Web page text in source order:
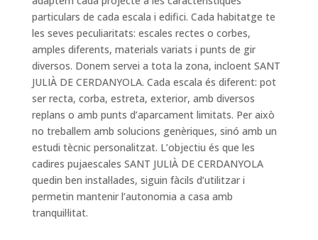
particulars de cada escala i edifici. Cada habitatge te
les seves peculiaritats: escales rectes o corbes,
amples diferents, materials variats i punts de gir
diversos. Donem servei a tota la zona, incloent SANT
JULIÀ DE CERDANYOLA. Cada escala és diferent: pot
ser recta, corba, estreta, exterior, amb diversos
replans o amb punts d’aparcament limitats. Per això
no treballem amb solucions genèriques, sinó amb un
estudi tècnic personalitzat. L’objectiu és que les
cadires pujaescales SANT JULIÀ DE CERDANYOLA
quedin ben instal·lades, siguin fàcils d’utilitzar i
permetin mantenir l’autonomia a casa amb
tranquil·litat.